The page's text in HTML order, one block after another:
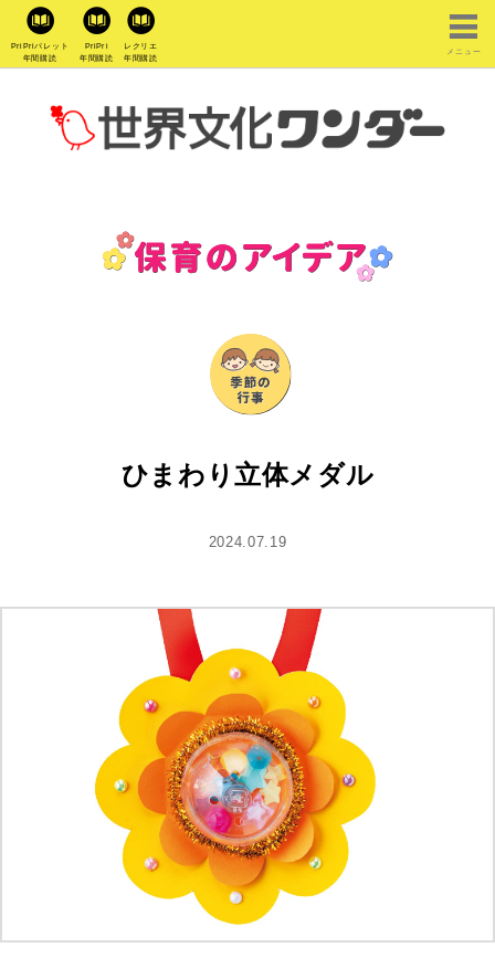
PriPriパレット
年間購読
PriPri
年間購読
レクリエ
年間購読
メニュー
ひまわり立体メダル
2024.07.19